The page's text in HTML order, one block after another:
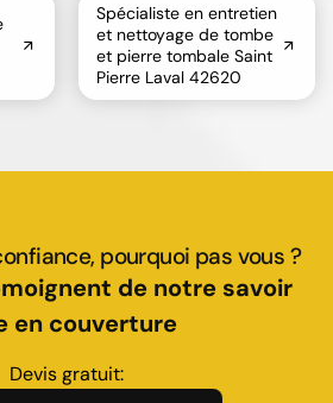
Spécialiste en entretien
et nettoyage de tombe
et pierre tombale Saint
Pierre Laval 42620
pourquoi pas vous ?
de notre savoir
en couverture
Devis gratuit: